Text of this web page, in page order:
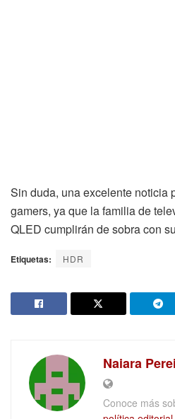
Sin duda, una excelente noticia
gamers, ya que la familia de
QLED cumplirán de sobra con
Etiquetas: HDR
Naiara
Conoce más